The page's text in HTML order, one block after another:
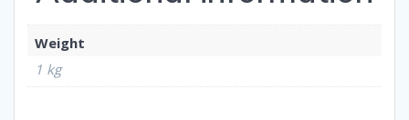
Weight
1 kg